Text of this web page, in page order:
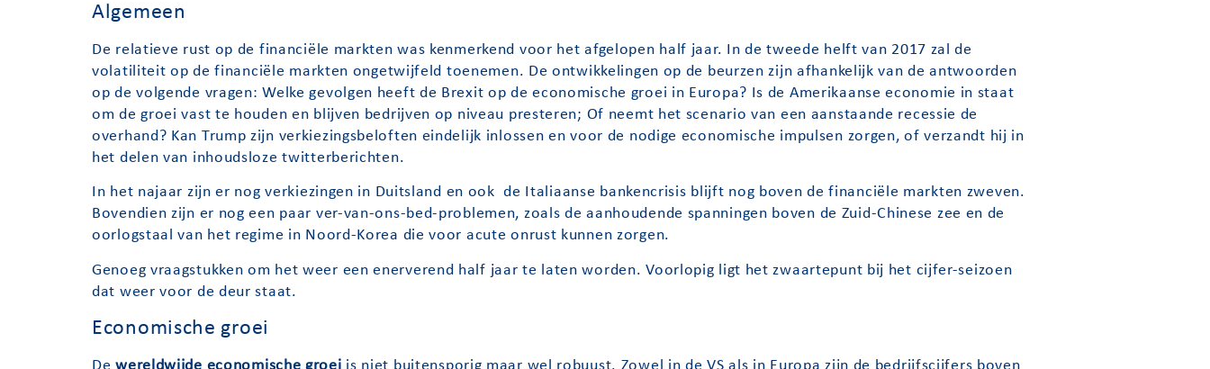
Algemeen
De relatieve rust op de financiële markten was kenmerkend voor het afgelopen half jaar. In de tweede helft van 2017 zal de
volatiliteit op de financiële markten ongetwijfeld toenemen. De ontwikkelingen op de beurzen zijn afhankelijk van de antwoorden
op de volgende vragen: Welke gevolgen heeft de Brexit op de economische groei in Europa? Is de Amerikaanse economie in staat
om de groei vast te houden en blijven bedrijven op niveau presteren; Of neemt het scenario van een aanstaande recessie de
overhand? Kan Trump zijn verkiezingsbeloften eindelijk inlossen en voor de nodige economische impulsen zorgen, of verzandt hij in
het delen van inhoudsloze twitterberichten.
In het najaar zijn er nog verkiezingen in Duitsland en ook de Italiaanse bankencrisis blijft nog boven de financiële markten zweven.
Bovendien zijn er nog een paar ver-van-ons-bed-problemen, zoals de aanhoudende spanningen boven de Zuid-Chinese zee en de
oorlogstaal van het regime in Noord-Korea die voor acute onrust kunnen zorgen.
Genoeg vraagstukken om het weer een enerverend half jaar te laten worden. Voorlopig ligt het zwaartepunt bij het cijfer-seizoen
dat weer voor de deur staat.
Economische groei
Dewereldwijde economische groei is niet buitensporig maar wel robuust. Zowel in de VS als in Europa zijn de bedrijfscijfers boven